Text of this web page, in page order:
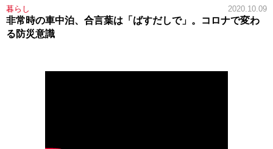
暮らし 2020.10.09
非常時の車中泊、合言葉は「ばすだしで」。コロナで変わ
る防災意識